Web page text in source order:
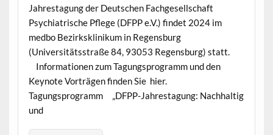
Jahrestagung der Deutschen Fachgesellschaft
Psychiatrische Pflege (DFPP e.V.) findet 2024 im
medbo Bezirksklinikum in Regensburg
(Universitätsstraße 84, 93053 Regensburg) statt.
Informationen zum Tagungsprogramm und den
Keynote Vorträgen finden Sie hier.
Tagungsprogramm „DFPP-Jahrestagung: Nachhaltig
und